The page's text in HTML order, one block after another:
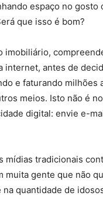
espaço no
que isso é bom?
imobiliário,
antes de
e faturando milhões
meios. Isto não é
digital: envie e-
mídias tradicionais
gente que não
quantidade de